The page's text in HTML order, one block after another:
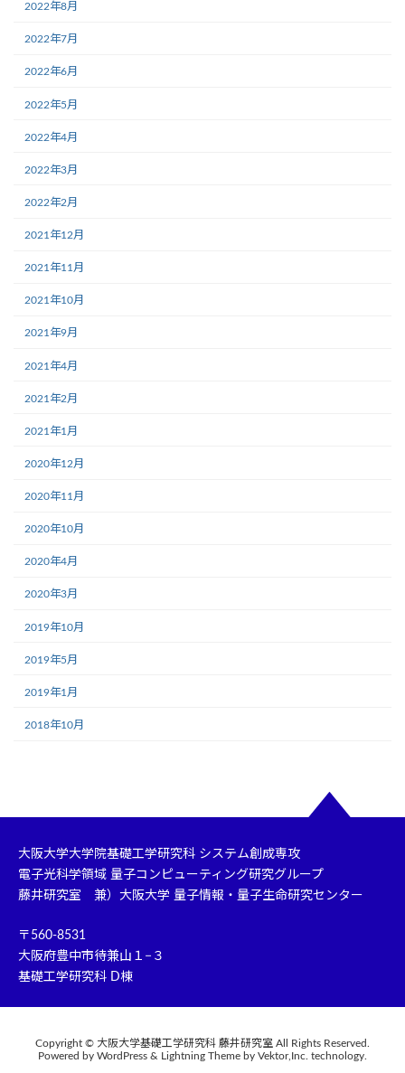
2022年8月
2022年7月
2022年6月
2022年5月
2022年4月
2022年3月
2022年2月
2021年12月
2021年11月
2021年10月
2021年9月
2021年4月
2021年2月
2021年1月
2020年12月
2020年11月
2020年10月
2020年4月
2020年3月
2019年10月
2019年5月
2019年1月
2018年10月
大阪大学大学院基礎工学研究科 システム創成専攻
電子光科学領域 量子コンピューティング研究グループ
藤井研究室 兼）大阪大学 量子情報・量子生命研究センター
〒560-8531
大阪府豊中市待兼山１−３
基礎工学研究科 D棟
Copyright © 大阪大学基礎工学研究科 藤井研究室 All Rights Reserved.
Powered by WordPress & Lightning Theme by Vektor,Inc. technology.